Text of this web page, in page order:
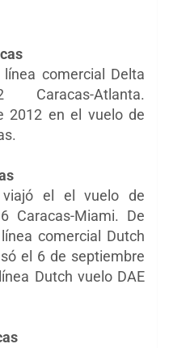
comercial Delta
Caracas-Atlanta.
2012 en el vuelo de
el el vuelo de
Caracas-Miami. De
comercial Dutch
el 6 de septiembre
Dutch vuelo DAE